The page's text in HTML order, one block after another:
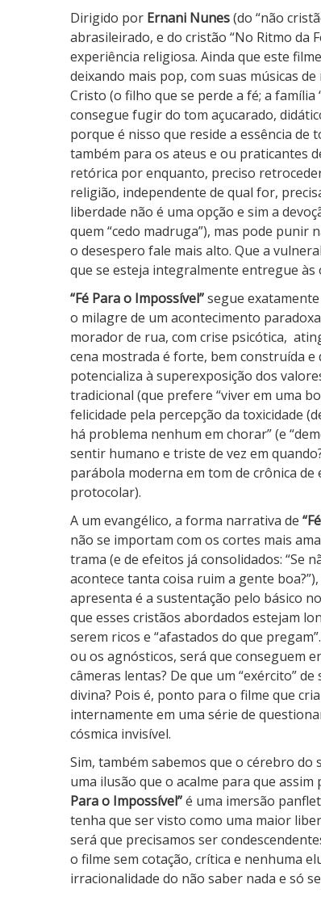
Dirigido por Ernani Nunes(do “não
abrasileirado, e do cristão “No Ritmo da
experiência religiosa. Ainda que este
deixando mais pop, com suas músicas
Cristo (o filho que se perde a fé; a
consegue fugir do tom açucarado,
porque é nisso que reside a essência
também para os ateus e ou praticantes
retórica por enquanto, preciso
religião, independente de qual for,
liberdade não é uma opção e sim a
quem “cedo madruga”), mas pode punir
o desespero fale mais alto. Que a
que se esteja integralmente entregue
“Fé Para o Impossível”segue
o milagre de um acontecimento
morador de rua, com crise psicótica,
cena mostrada é forte, bem construída e
potencializa à superexposição dos
tradicional (que prefere “viver em uma
felicidade pela percepção da toxicidade
há problema nenhum em chorar” (e
sentir humano e triste de vez em
parábola moderna em tom de crônica
protocolar).
A um evangélico, a forma narrativa de
não se importam com os cortes mais
trama (e de efeitos já consolidados: “Se
acontece tanta coisa ruim a gente
apresenta é a sustentação pelo básico
que esses cristãos abordados estejam
serem ricos e “afastados do que
ou os agnósticos, será que conseguem
câmeras lentas? De que um “exército”
divina? Pois é, ponto para o filme que
internamente em uma série de
cósmica invisível.
Sim, também sabemos que o cérebro do
uma ilusão que o acalme para que
Para o Impossível”é uma imersão
tenha que ser visto como uma maior
será que precisamos ser
o filme sem cotação, crítica e nenhuma
irracionalidade do não saber nada e só